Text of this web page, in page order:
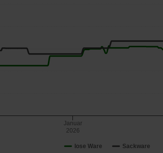
lose Ware Sackware
Januar
2026